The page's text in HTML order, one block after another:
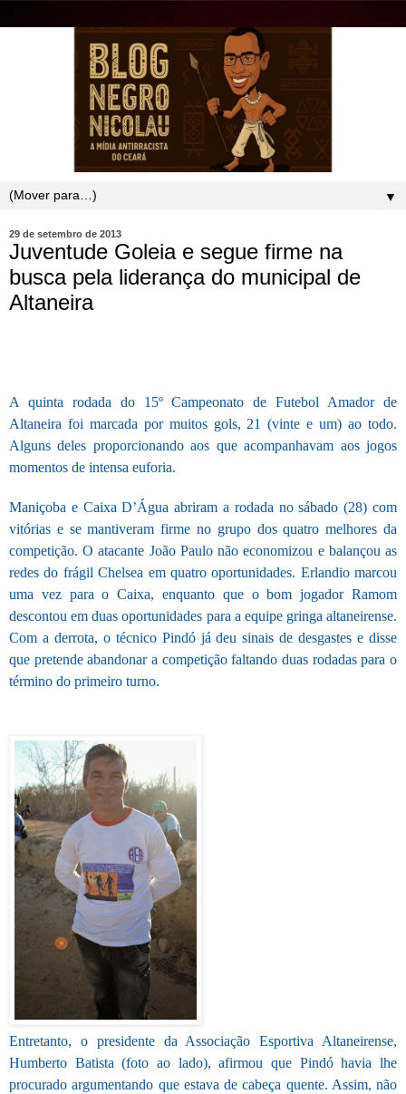
▼
29 de setembro de 2013
Juventude Goleia e segue firme na
busca pela liderança do municipal de
Altaneira
A quinta rodada do 15º Campeonato de Futebol Amador de
Altaneira foi marcada por muitos gols, 21 (vinte e um) ao todo.
Alguns deles proporcionando aos que acompanhavam aos jogos
momentos de intensa euforia.
Maniçoba e Caixa D’Água abriram a rodada no sábado (28) com
vitórias e se mantiveram firme no grupo dos quatro melhores da
competição. O atacante João Paulo não economizou e balançou as
redes do frágil Chelsea em quatro oportunidades. Erlandio marcou
uma vez para o Caixa, enquanto que o bom jogador Ramom
descontou em duas oportunidades para a equipe gringa altaneirense.
Com a derrota, o técnico Pindó já deu sinais de desgastes e disse
que pretende abandonar a competição faltando duas rodadas para o
término do primeiro turno.
Entretanto, o presidente da Associação Esportiva Altaneirense,
Humberto Batista (foto ao lado), afirmou que Pindó havia lhe
procurado argumentando que estava de cabeça quente. Assim, não